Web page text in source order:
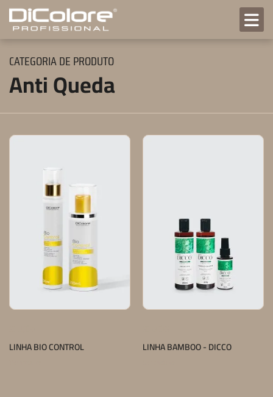
CATEGORIA DE PRODUTO
Anti Queda
LINHA BIO CONTROL LINHA BAMBOO - DICCO